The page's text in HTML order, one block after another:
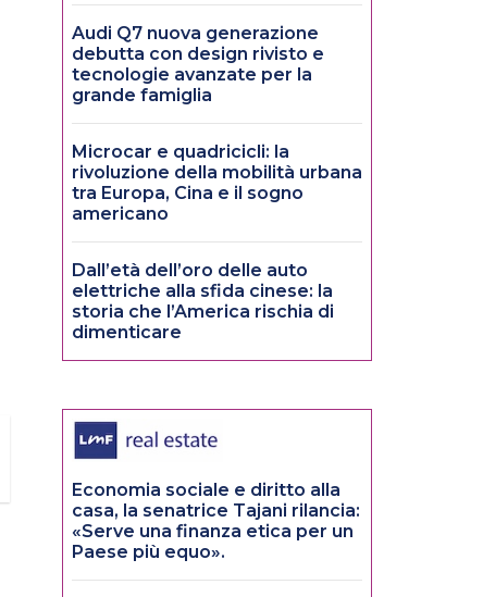
Audi Q7 nuova generazione
debutta con design rivisto e
tecnologie avanzate per la
grande famiglia
Microcar e quadricicli: la
rivoluzione della mobilità urbana
tra Europa, Cina e il sogno
americano
Dall’età dell’oro delle auto
elettriche alla sfida cinese: la
storia che l’America rischia di
dimenticare
Economia sociale e diritto alla
casa, la senatrice Tajani rilancia:
«Serve una finanza etica per un
Paese più equo».